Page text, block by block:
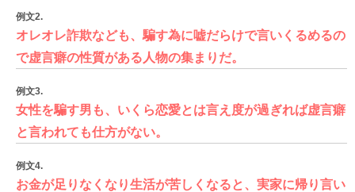
例文2.
オレオレ詐欺なども、騙す為に嘘だらけで言いくるめるの
で虚言癖の性質がある人物の集まりだ。
例文3.
女性を騙す男も、いくら恋愛とは言え度が過ぎれば虚言癖
と言われても仕方がない。
例文4.
お金が足りなくなり生活が苦しくなると、実家に帰り言い